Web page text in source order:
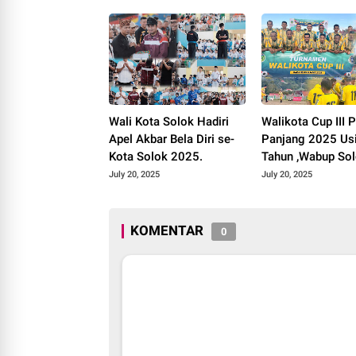
Panjang 2025.
Wali Kota Solok Hadiri
Apel Akbar Bela Diri se-
Kota Solok 2025.
July 20, 2025
Walikota Cup III
Panjang 2025
Tahun ,Wabup
Tim Libas Pemko
July 20, 2025
KOMENTAR 0